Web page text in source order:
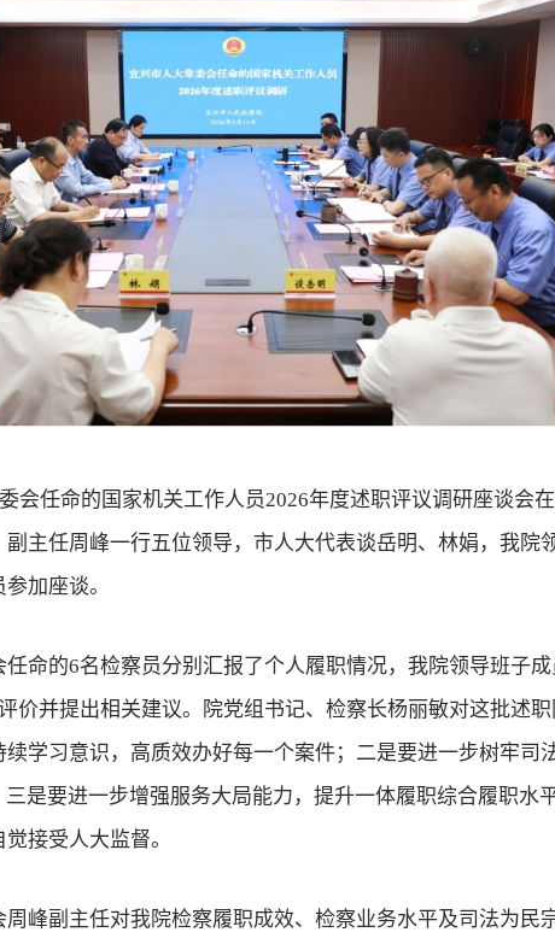
任命的国家机关工作人员2026年度述职评议调研座谈会
主任周峰一行五位领导，市人大代表谈岳明、林娟，我院
加座谈。
的6名检察员分别汇报了个人履职情况，我院领导班子成
价并提出相关建议。院党组书记、检察长杨丽敏对这批述
学习意识，高质效办好每一个案件；二是要进一步树牢司
三是要进一步增强服务大局能力，提升一体履职综合履职水
接受人大监督。
副主任对我院检察履职成效、检察业务水平及司法为民